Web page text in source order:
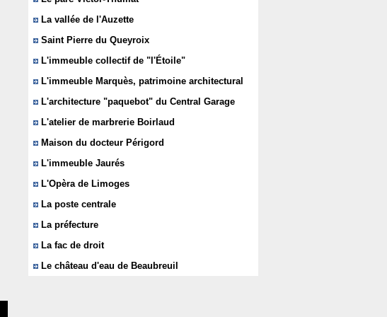
La vallée de l'Auzette
Saint Pierre du Queyroix
L'immeuble collectif de "l'Étoile"
L'immeuble Marquès, patrimoine architectural
L'architecture "paquebot" du Central Garage
L'atelier de marbrerie Boirlaud
Maison du docteur Périgord
L'immeuble Jaurés
L'Opèra de Limoges
La poste centrale
La préfecture
La fac de droit
Le château d'eau de Beaubreuil